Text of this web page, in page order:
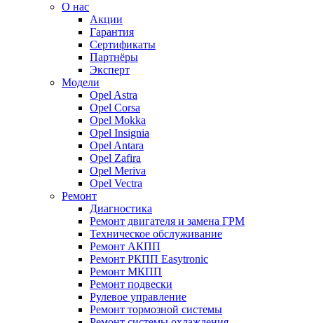
О нас
Акции
Гарантия
Сертификаты
Партнёры
Эксперт
Модели
Opel Astra
Opel Corsa
Opel Mokka
Opel Insignia
Opel Antara
Opel Zafira
Opel Meriva
Opel Vectra
Ремонт
Диагностика
Ремонт двигателя и замена ГРМ
Техническое обслуживание
Ремонт АКПП
Ремонт РКПП Easytronic
Ремонт МКПП
Ремонт подвески
Рулевое управление
Ремонт тормозной системы